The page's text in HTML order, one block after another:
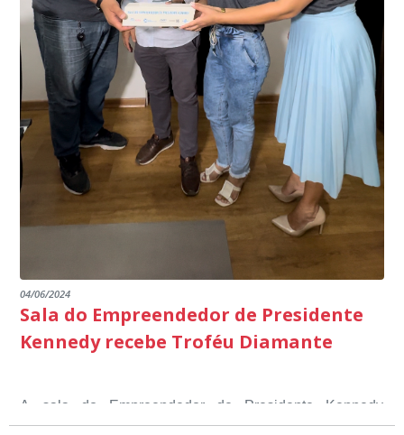
segurança da nossa cidade”, destaca o prefeito Dorlei
Fontão.
04/06/2024
Sala do Empreendedor de Presidente
Kennedy recebe Troféu Diamante
A sala do Empreendedor de Presidente Kennedy
recebeu o Selo Sebrae de Referência em atendimento, o